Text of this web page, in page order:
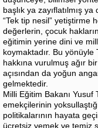
başlık ya zayıflatılmış
“Tek tip nesil” yetiştirme
değerlerin, çocuk
eğitimin yerine dini ve
koymaktadır. Bu yönüyle
hakkına vurulmuş ağır
açısından da yoğun
gelmektedir.
Milli Eğitim Bakanı Yusuf
emekçilerinin
politikalarının hayata
ücretsiz yemek ve temiz